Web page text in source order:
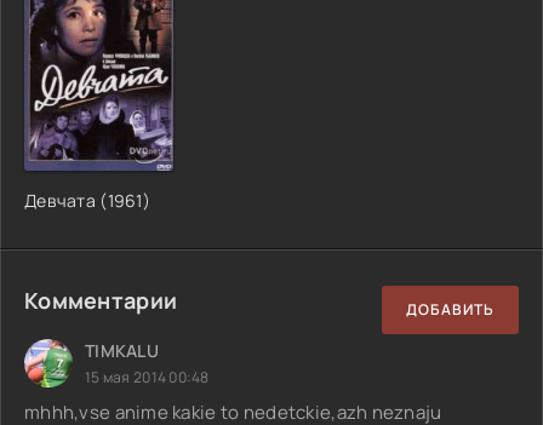
Девчата (1961)
Комментарии ДОБАВИТЬ
TIMKALU
15 мая 2014 00:48
mhhh,vse anime kakie to nedetckie,azh neznaju